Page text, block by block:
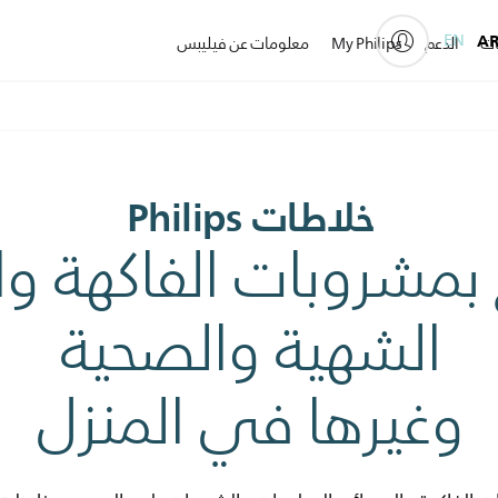
الدعم My Philips معلومات عن فيليبس EN
خلاطات Philips
الفاكهة
الشهية والصحية
وغيرها في المنزل